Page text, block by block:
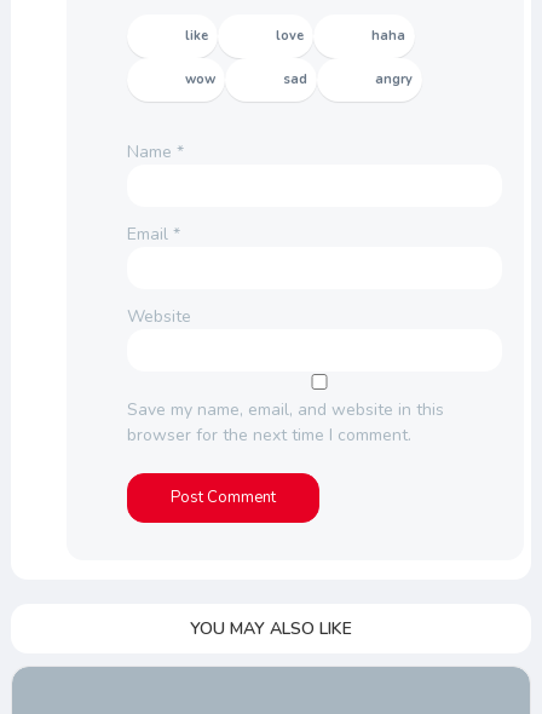
like love haha
wow sad angry
Name *
Email *
Website
Save my name, email, and website in this
browser for the next time I comment.
YOU MAY ALSO LIKE